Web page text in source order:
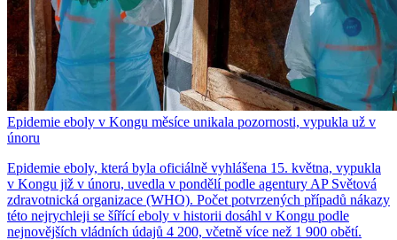
Epidemie eboly v Kongu měsíce unikala pozornosti, vypukla už v
únoru
Epidemie eboly, která byla oficiálně vyhlášena 15. května, vypukla
v Kongu již v únoru, uvedla v pondělí podle agentury AP Světová
zdravotnická organizace (WHO). Počet potvrzených případů nákazy
této nejrychleji se šířící eboly v historii dosáhl v Kongu podle
nejnovějších vládních údajů 4 200, včetně více než 1 900 obětí.